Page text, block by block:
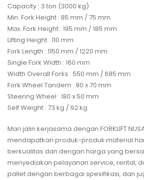
Capacity : 3 ton (3000 kg)
Min. Fork Height : 85 mm / 75 mm
Max. Fork Height : 195 mm / 185 mm
Lifting Height : 110 mm
Fork Length : 1150 mm / 1220 mm
Single Fork Width : 160 mm
Width Overall Forks : 550 mm / 685 mm
Fork Wheel Tandem : 80 x 70 mm
Steering Wheel : 180 x 50 mm
Self Weight : 73 kg / 92 kg
Mari jalin kerjasama dengan FORKLIFT
mendapatkan produk-produk material
berkualitas dan dengan harga yang
menyediakan pelayanan service, rental,
pallet dengan berbagai spesifikasi, dan